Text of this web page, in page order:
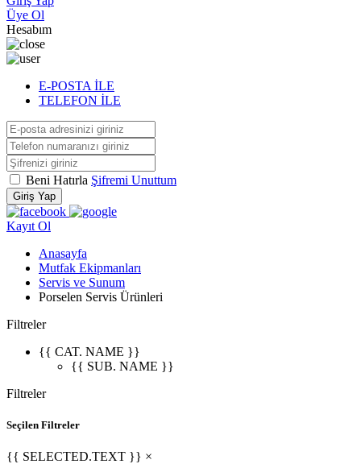
Üye Ol
Hesabım
E-POSTA İLE
TELEFON İLE
Beni Hatırla Şifremi Unuttum
Giriş Yap
Kayıt Ol
Anasayfa
Mutfak Ekipmanları
Servis ve Sunum
Porselen Servis Ürünleri
Filtreler
{{ CAT. NAME }}
{{ SUB. NAME }}
Filtreler
Seçilen Filtreler
{{ SELECTED.TEXT }} ×